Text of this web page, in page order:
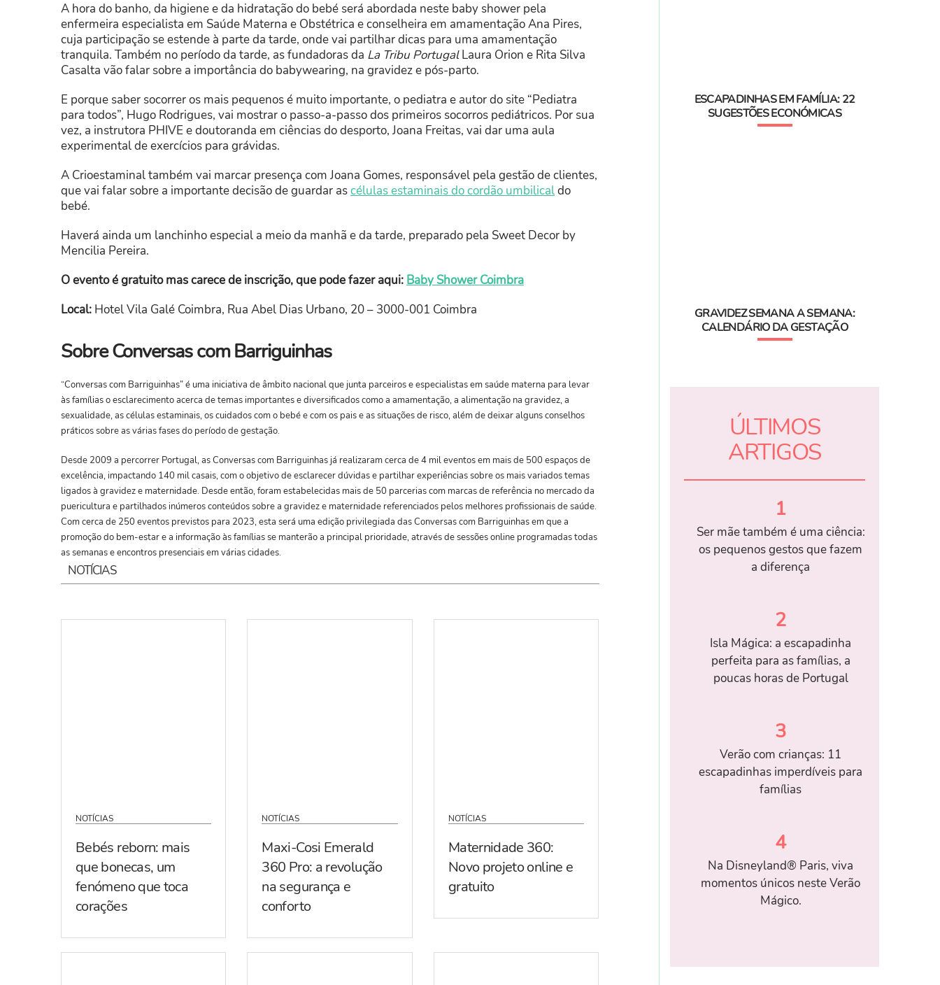
A hora do banho, da higiene e da hidratação do bebé será abordada neste baby shower pela
enfermeira especialista em Saúde Materna e Obstétrica e conselheira em amamentação Ana Pires,
cuja participação se estende à parte da tarde, onde vai partilhar dicas para uma amamentação
tranquila. Também no período da tarde, as fundadoras da La Tribu PortugalLaura Orion e Rita Silva
Casalta vão falar sobre a importância do babywearing, na gravidez e pós-parto.
E porque saber socorrer os mais pequenos é muito importante, o pediatra e autor do site “Pediatra
para todos”, Hugo Rodrigues, vai mostrar o passo-a-passo dos primeiros socorros pediátricos. Por sua
vez, a instrutora PHIVE e doutoranda em ciências do desporto, Joana Freitas, vai dar uma aula
experimental de exercícios para grávidas.
A Crioestaminal também vai marcar presença com Joana Gomes, responsável pela gestão de clientes,
que vai falar sobre a importante decisão de guardar ascélulas estaminais do cordão umbilicaldo
bebé.
Haverá ainda um lanchinho especial a meio da manhã e da tarde, preparado pela Sweet Decor by
Mencilia Pereira.
O evento é gratuito mas carece de inscrição, que pode fazer aqui: Baby Shower Coimbra
Local: Hotel Vila Galé Coimbra, Rua Abel Dias Urbano, 20 – 3000-001 Coimbra
Sobre Conversas com Barriguinhas
“Conversas com Barriguinhas” é uma iniciativa de âmbito nacional que junta parceiros e especialistas em saúde materna para levar
às famílias o esclarecimento acerca de temas importantes e diversificados como a amamentação, a alimentação na gravidez, a
sexualidade, as células estaminais, os cuidados com o bebé e com os pais e as situações de risco, além de deixar alguns conselhos
práticos sobre as várias fases do período de gestação.
Desde 2009 a percorrer Portugal, as Conversas com Barriguinhas já realizaram cerca de 4 mil eventos em mais de 500 espaços de
excelência, impactando 140 mil casais, com o objetivo de esclarecer dúvidas e partilhar experiências sobre os mais variados temas
ligados à gravidez e maternidade. Desde então, foram estabelecidas mais de 50 parcerias com marcas de referência no mercado da
puericultura e partilhados inúmeros conteúdos sobre a gravidez e maternidade referenciados pelos melhores profissionais de saúde.
Com cerca de 250 eventos previstos para 2023, esta será uma edição privilegiada das Conversas com Barriguinhas em que a
promoção do bem-estar e a informação às famílias se manterão a principal prioridade, através de sessões online programadas todas
as semanas e encontros presenciais em várias cidades.
NOTÍCIAS
NOTÍCIAS
Bebés reborn: mais
que bonecas, um
fenómeno que toca
corações
NOTÍCIAS
Maxi-Cosi Emerald
360 Pro: a revolução
na segurança e
conforto
NOTÍCIAS
Maternidade 360:
Novo projeto online e
gratuito
ESCAPADINHAS EM FAMÍLIA: 22
SUGESTÕES ECONÓMICAS
GRAVIDEZ SEMANA A SEMANA:
CALENDÁRIO DA GESTAÇÃO
ÚLTIMOS
ARTIGOS
1
Ser mãe também é uma ciência:
os pequenos gestos que fazem
a diferença
2
Isla Mágica: a escapadinha
perfeita para as famílias, a
poucas horas de Portugal
3
Verão com crianças: 11
escapadinhas imperdíveis para
famílias
4
Na Disneyland® Paris, viva
momentos únicos neste Verão
Mágico.